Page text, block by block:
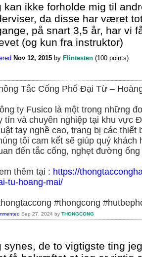
kan ikke forholde mig til
da disse har været
på snart 3,5 år, har vi
(og kun fra instruktor)
Nov 12, 2015 by Flintesten (100 points)
Tắc Cống Phố Đại Từ –
ty Fusico là một trong những
tín và chuyên nghiệp tại khu vực
tay nghề cao, trang bị các thiết
tôi cam kết sẽ giúp quý
đến tắc cống, nghẹt đường
thêm tại : https://
tu-hoang-mai/
#thongcong
Sep 27, 2024 by THONGCONG
synes, de to vigtigste ting